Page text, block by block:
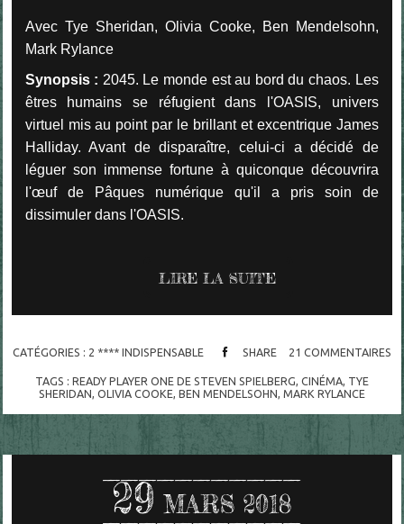
Avec Tye Sheridan, Olivia Cooke, Ben Mendelsohn,
Mark Rylance
Synopsis : 2045. Le monde est au bord du chaos. Les
êtres humains se réfugient dans l'OASIS, univers
virtuel mis au point par le brillant et excentrique James
Halliday. Avant de disparaître, celui-ci a décidé de
léguer son immense fortune à quiconque découvrira
l'œuf de Pâques numérique qu'il a pris soin de
dissimuler dans l'OASIS.
LIRE LA SUITE
CATÉGORIES : 2 **** INDISPENSABLE SHARE 21 COMMENTAIRES
TAGS : READY PLAYER ONE DE STEVEN SPIELBERG, CINÉMA, TYE
SHERIDAN, OLIVIA COOKE, BEN MENDELSOHN, MARK RYLANCE
29 MARS 2018